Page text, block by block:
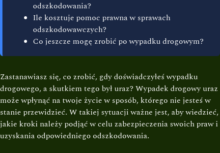
odszkodowania?
Ile kosztuje pomoc prawna w sprawach
odszkodowawczych?
Co jeszcze mogę zrobić po wypadku drogowym?
Zastanawiasz się, co zrobić, gdy doświadczyłeś wypadku
drogowego, a skutkiem tego był uraz? Wypadek drogowy uraz
może wpłynąć na twoje życie w sposób, którego nie jesteś w
stanie przewidzieć. W takiej sytuacji ważne jest, aby wiedzieć,
jakie kroki należy podjąć w celu zabezpieczenia swoich praw i
uzyskania odpowiedniego odszkodowania.